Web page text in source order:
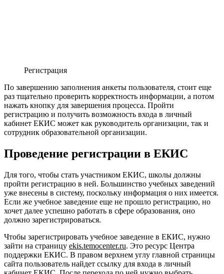
Регистрация
По завершению заполнения анкеты пользователя, стоит еще
раз тщательно проверить корректность информации, а потом
нажать кнопку для завершения процесса. Пройти
регистрацию и получить возможность входа в личный
кабинет ЕКИС может как руководитель организации, так и
сотрудник образовательной организации.
Проведение регистрации в ЕКИС
Для того, чтобы стать участником ЕКИС, школы должны
пройти регистрацию в ней. Большинство учебных заведений
уже внесены в систему, поскольку информация о них имеется.
Если же учебное заведение еще не прошло регистрацию, но
хочет далее успешно работать в сфере образования, оно
должно зарегистрироваться.
Чтобы зарегистрировать учебное заведение в ЕКИС, нужно
зайти на страницу ekis.temocenter.ru. Это ресурс Центра
поддержки ЕКИС. В правом верхнем углу главной страницы
сайта пользователь найдет ссылку для входа в личный